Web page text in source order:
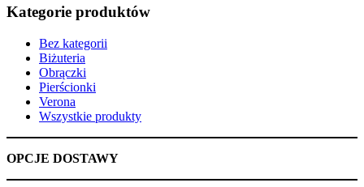
Kategorie produktów
Bez kategorii
Biżuteria
Obrączki
Pierścionki
Verona
Wszystkie produkty
OPCJE DOSTAWY